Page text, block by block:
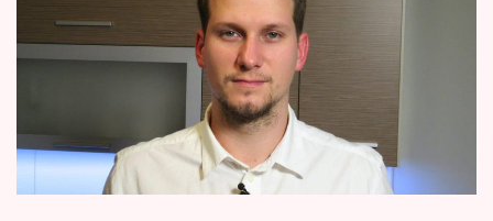
Seriály
Horoskopy
Sledujte prima+
Filmový festival Karlovy Vary
velká očekávání…